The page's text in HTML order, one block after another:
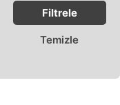
Filtrele
Temizle